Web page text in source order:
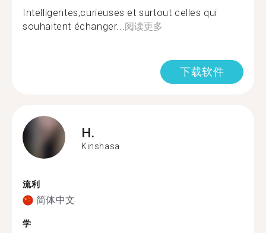
Intelligentes,curieuses et surtout celles qui
souhaitent échanger... 阅读更多
下载软件
H.
Kinshasa
流利
简体中文
学